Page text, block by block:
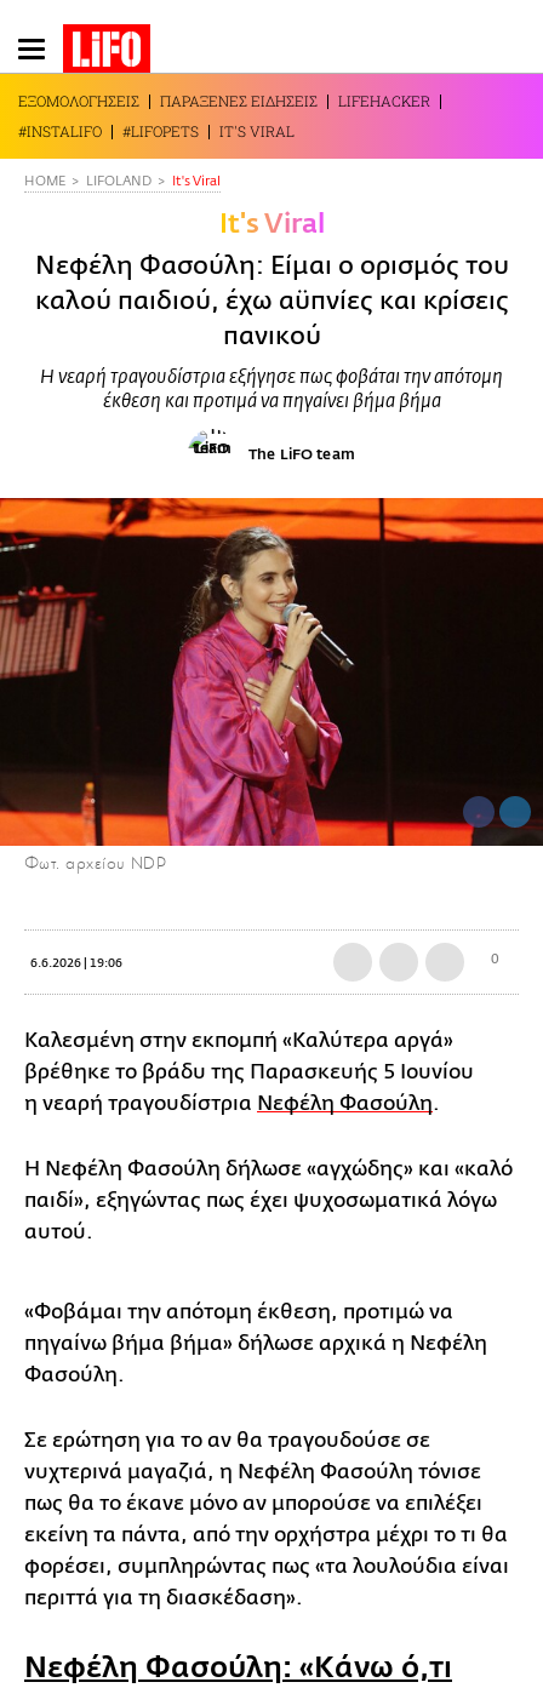
Παράκαμψη
προς
το
κυρίως
περιεχόμενο
ΕΞΟΜΟΛΟΓΗΣΕΙΣ ΠΑΡΑΞΕΝΕΣ ΕΙΔΗΣΕΙΣ
LIFEHACKER
#INSTALIFO
#LIFOPETS IT'S VIRAL
HOME LIFOLAND It's Viral
It's Viral
Νεφέλη Φασούλη: Είμαι ο ορισμός του
καλού παιδιού, έχω αϋπνίες και κρίσεις
πανικού
Η νεαρή τραγουδίστρια εξήγησε πως φοβάται την απότομη
έκθεση και προτιμά να πηγαίνει βήμα βήμα
The LiFO team
Φωτ. αρχείου NDP
6.6.2026 | 19:06 0
Καλεσμένη στην εκπομπή «Καλύτερα αργά»
βρέθηκε το βράδυ της Παρασκευής 5 Ιουνίου
η νεαρή τραγουδίστρια Νεφέλη Φασούλη.
Η Νεφέλη Φασούλη δήλωσε «αγχώδης» και «καλό
παιδί», εξηγώντας πως έχει ψυχοσωματικά λόγω
αυτού.
«Φοβάμαι την απότομη έκθεση, προτιμώ να
πηγαίνω βήμα βήμα» δήλωσε αρχικά η Νεφέλη
Φασούλη.
Σε ερώτηση για το αν θα τραγουδούσε σε
νυχτερινά μαγαζιά, η Νεφέλη Φασούλη τόνισε
πως θα το έκανε μόνο αν μπορούσε να επιλέξει
εκείνη τα πάντα, από την ορχήστρα μέχρι το τι θα
φορέσει, συμπληρώντας πως «τα λουλούδια είναι
περιττά για τη διασκέδαση».
Νεφέλη Φασούλη: «Κάνω ό,τι